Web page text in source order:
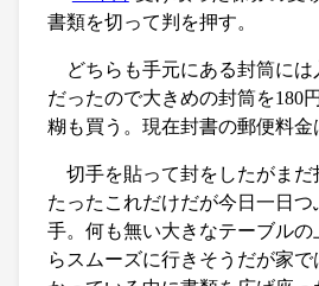
書類を切って判を押す。
どちらも手元にある封筒には
だったので大きめの封筒を180
糊も買う。現在封書の郵便料金
切手を貼って封をしたがまだ
たったこれだけだが今日一日
手。何も無い大きなテーブルの
らスムーズに行きそうだが家